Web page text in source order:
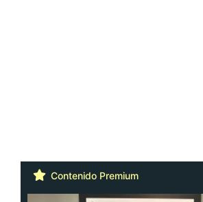
Contenido Premium